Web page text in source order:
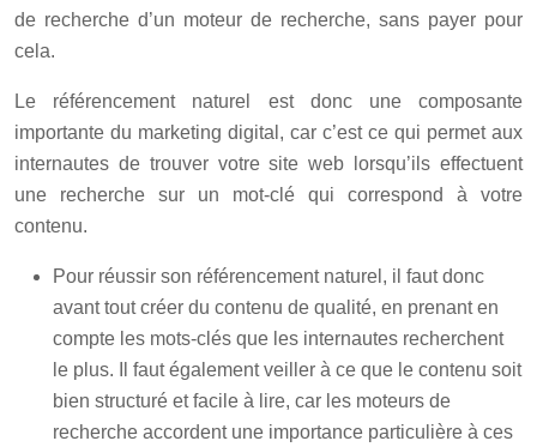
de recherche d’un moteur de recherche, sans payer pour
cela.
Le référencement naturel est donc une composante
importante du marketing digital, car c’est ce qui permet aux
internautes de trouver votre site web lorsqu’ils effectuent
une recherche sur un mot-clé qui correspond à votre
contenu.
Pour réussir son référencement naturel, il faut donc
avant tout créer du contenu de qualité, en prenant en
compte les mots-clés que les internautes recherchent
le plus. Il faut également veiller à ce que le contenu soit
bien structuré et facile à lire, car les moteurs de
recherche accordent une importance particulière à ces